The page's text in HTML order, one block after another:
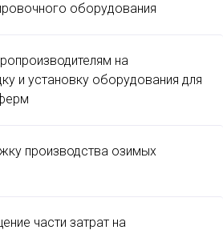
оборудования
на
и установку оборудования для
производства озимых
части затрат на